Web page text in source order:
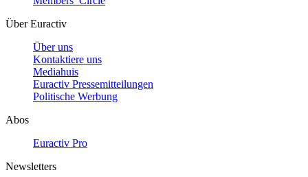
Über Euractiv
Über uns
Kontaktiere uns
Mediahuis
Euractiv Pressemitteilungen
Politische Werbung
Abos
Euractiv Pro
Newsletters